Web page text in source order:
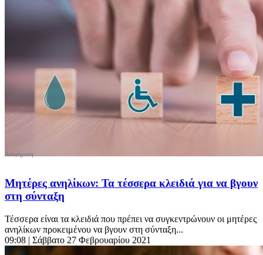
Μητέρες ανηλίκων: Τα τέσσερα κλειδιά για να βγουν
στη σύνταξη
Τέσσερα είναι τα κλειδιά που πρέπει να συγκεντρώνουν οι μητέρες
ανηλίκων προκειμένου να βγουν στη σύνταξη...
09:08 | Σάββατο 27 Φεβρουαρίου 2021